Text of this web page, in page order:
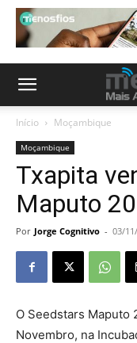
Início Moçambique
Moçambique
Txapita
Maputo
Por Jorge Cognitivo - 03/
O Seedstars Maputo
Novembro, na